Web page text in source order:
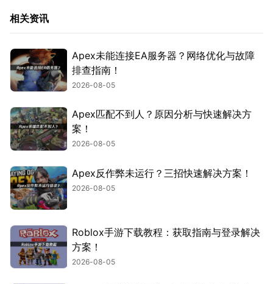
相关资讯
Apex未能连接EA服务器？网络优化与故障
排查指南！
2026-08-05
Apex匹配不到人？原因分析与快速解决方
案！
2026-08-05
Apex反作弊未运行？三招快速解决方案！
2026-08-05
Roblox手游下载教程：获取指南与登录解决
方案！
2026-08-05